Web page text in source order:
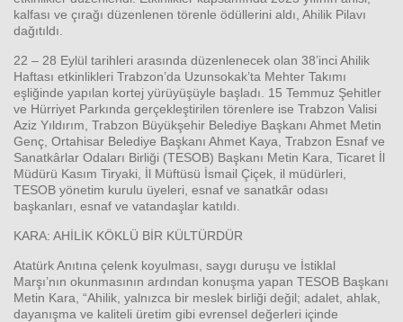
kalfası ve çırağı düzenlenen törenle ödüllerini aldı, Ahilik Pilavı
dağıtıldı.
22 – 28 Eylül tarihleri arasında düzenlenecek olan 38’inci Ahilik
Haftası etkinlikleri Trabzon’da Uzunsokak’ta Mehter Takımı
eşliğinde yapılan kortej yürüyüşüyle başladı. 15 Temmuz Şehitler
ve Hürriyet Parkında gerçekleştirilen törenlere ise Trabzon Valisi
Aziz Yıldırım, Trabzon Büyükşehir Belediye Başkanı Ahmet Metin
Genç, Ortahisar Belediye Başkanı Ahmet Kaya, Trabzon Esnaf ve
Sanatkârlar Odaları Birliği (TESOB) Başkanı Metin Kara, Ticaret İl
Müdürü Kasım Tiryaki, İl Müftüsü İsmail Çiçek, il müdürleri,
TESOB yönetim kurulu üyeleri, esnaf ve sanatkâr odası
başkanları, esnaf ve vatandaşlar katıldı.
KARA: AHİLİK KÖKLÜ BİR KÜLTÜRDÜR
Atatürk Anıtına çelenk koyulması, saygı duruşu ve İstiklal
Marşı’nın okunmasının ardından konuşma yapan TESOB Başkanı
Metin Kara, “Ahilik, yalnızca bir meslek birliği değil; adalet, ahlak,
dayanışma ve kaliteli üretim gibi evrensel değerleri içinde
Haberin Doğru Adresi.